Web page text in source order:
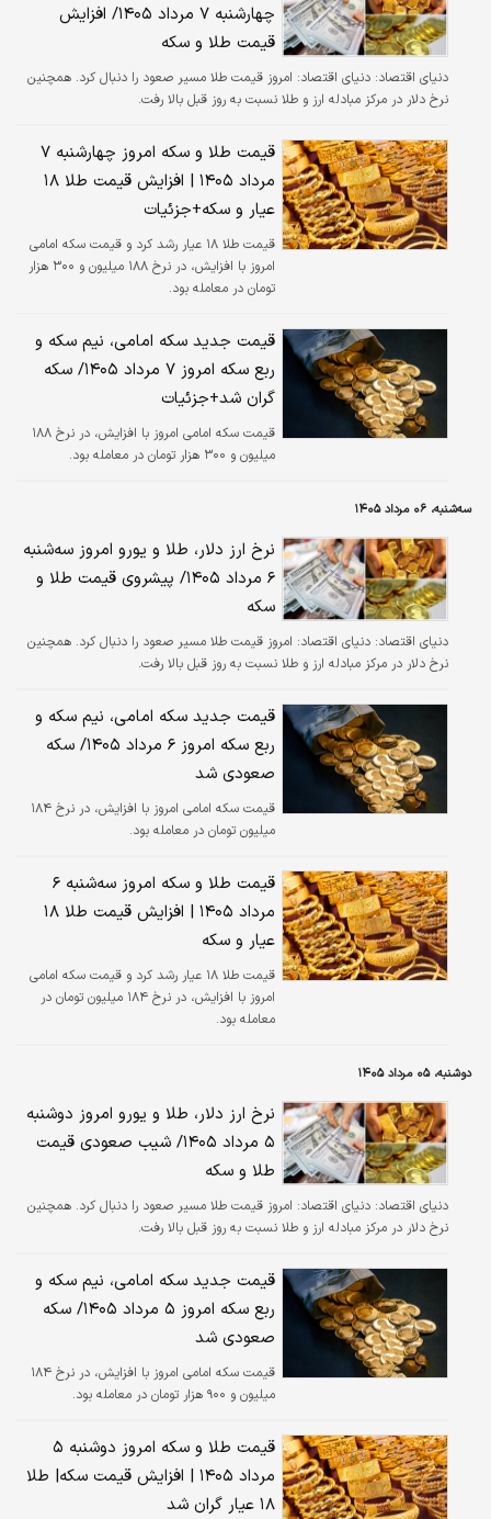
چهارشنبه ۷ مرداد ۱۴۰۵/ افزایش
قیمت طلا و سکه
دنیای اقتصاد:
دنیای اقتصاد: امروز قیمت طلا مسیر صعود را دنبال کرد. همچنین
نرخ دلار در مرکز مبادله ارز و طلا نسبت به روز قبل بالا رفت.
قیمت طلا و سکه امروز چهارشنبه ۷
مرداد ۱۴۰۵ | افزایش قیمت طلا ۱۸
عیار و سکه+جزئیات
قیمت طلا ۱۸ عیار رشد کرد‌ و قیمت سکه امامی
امروز با افزایش، در نرخ ۱۸۸ میلیون و ۳۰۰ هزار
تومان در معامله بود.
قیمت جدید سکه امامی، نیم سکه و
ربع سکه امروز ۷ مرداد ۱۴۰۵/ سکه
گران شد+جزئیات
قیمت سکه امامی امروز با افزایش، در نرخ ۱۸۸
میلیون و ۳۰۰ هزار تومان در معامله بود.
سه‌شنبه، ۰۶ مرداد ۱۴۰۵
نرخ ارز دلار، طلا و یورو امروز سه‌شنبه
۶ مرداد ۱۴۰۵/ پیشروی قیمت طلا و
سکه
دنیای اقتصاد:
دنیای اقتصاد: امروز قیمت طلا مسیر صعود را دنبال کرد. همچنین
نرخ دلار در مرکز مبادله ارز و طلا نسبت به روز قبل بالا رفت.
قیمت جدید سکه امامی، نیم سکه و
ربع سکه امروز ۶ مرداد ۱۴۰۵/ سکه
صعودی شد
قیمت سکه امامی امروز با افزایش، در نرخ ۱۸۴
میلیون تومان در معامله بود.
قیمت طلا و سکه امروز سه‌شنبه ۶
مرداد ۱۴۰۵ | افزایش قیمت طلا ۱۸
عیار و سکه
قیمت طلا ۱۸ عیار رشد کرد‌ و قیمت سکه امامی
امروز با افزایش، در نرخ ۱۸۴ میلیون تومان در
معامله بود.
دوشنبه، ۰۵ مرداد ۱۴۰۵
نرخ ارز دلار، طلا و یورو امروز دوشنبه
۵ مرداد ۱۴۰۵/ شیب صعودی قیمت
طلا و سکه
دنیای اقتصاد:
دنیای اقتصاد: امروز قیمت طلا مسیر صعود را دنبال کرد. همچنین
نرخ دلار در مرکز مبادله ارز و طلا نسبت به روز قبل بالا رفت.
قیمت جدید سکه امامی، نیم سکه و
ربع سکه امروز ۵ مرداد ۱۴۰۵/ سکه
صعودی شد
قیمت سکه امامی امروز با افزایش، در نرخ ۱۸۴
میلیون و ۹۰۰ هزار تومان در معامله بود.
قیمت طلا و سکه امروز دوشنبه ۵
مرداد ۱۴۰۵ | افزایش قیمت سکه| طلا
۱۸ عیار گران شد